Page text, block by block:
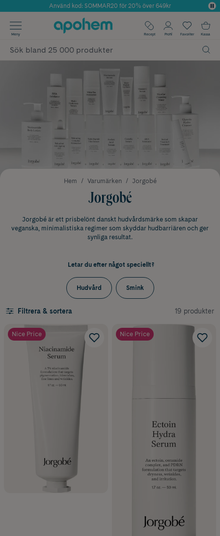
Årets Butik 2025 inom Skönhet
Använd kod: SOMMAR20 för 20% över 649kr
✓ Fri frakt
✓ Poäng på alla köp*
Meny Recept Profil Favoriter Kassa
Hem Varumärken Jorgobé
Jorgobé
Jorgobé är ett prisbelönt danskt hudvårdsmärke som skapar
veganska, minimalistiska regimer som skyddar hudbarriären och ger
synliga resultat.
Letar du efter något speciellt?
Hudvård Smink
Filtrera & sortera 19 produkter
Nice Price Nice Price